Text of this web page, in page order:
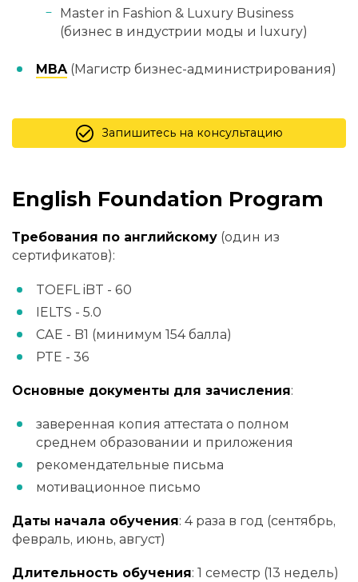
Master in Fashion & Luxury Business
(бизнес в индустрии моды и luxury)
MBA(Магистр бизнес-администрирования)
Запишитесь на консультацию
English Foundation Program
Требования по английскому (один из
сертификатов):
TOEFL iBT - 60
IELTS - 5.0
CAE - B1 (минимум 154 балла)
PTE - 36
Основные документы для зачисления:
заверенная копия аттестата о полном
среднем образовании и приложения
рекомендательные письма
мотивационное письмо
Даты начала обучения: 4 раза в год (сентябрь,
февраль, июнь, август)
Длительность обучения: 1 семестр (13 недель)